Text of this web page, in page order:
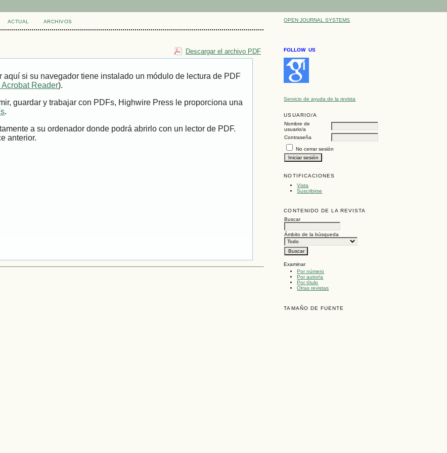
OPEN JOURNAL SYSTEMS
FOLLOW US
Servicio de ayuda de la revista
USUARIO/A
Nombre de
usuario/a
Contraseña
No cerrar sesión
NOTIFICACIONES
Vista
Suscribirse
CONTENIDO DE LA REVISTA
Buscar
Ámbito de la búsqueda
Examinar
Por número
Por autor/a
Por título
Otras revistas
TAMAÑO DE FUENTE
ACTUAL ARCHIVOS
Descargar el archivo PDF
si su navegador tiene instalado un módulo de lectura de PDF
Acrobat Reader).
guardar y trabajar con PDFs, Highwire Press le proporciona una
.
a su ordenador donde podrá abrirlo con un lector de PDF.
anterior.